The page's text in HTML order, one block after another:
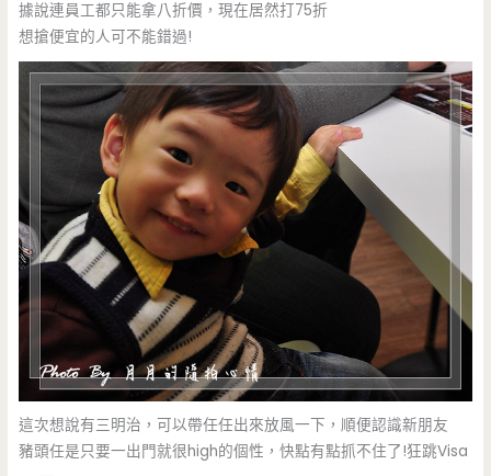
據說連員工都只能拿八折價，現在居然打75折
想搶便宜的人可不能錯過!
這次想說有三明治，可以帶任任出來放風一下，順便認識新朋友
豬頭任是只要一出門就很high的個性，快點有點抓不住了!狂跳Visa